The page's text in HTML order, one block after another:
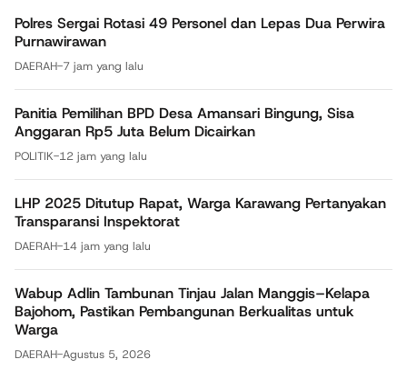
Polres Sergai Rotasi 49 Personel dan Lepas Dua Perwira
Purnawirawan
DAERAH-7 jam yang lalu
Panitia Pemilihan BPD Desa Amansari Bingung, Sisa
Anggaran Rp5 Juta Belum Dicairkan
POLITIK-12 jam yang lalu
LHP 2025 Ditutup Rapat, Warga Karawang Pertanyakan
Transparansi Inspektorat
DAERAH-14 jam yang lalu
Wabup Adlin Tambunan Tinjau Jalan Manggis–Kelapa
Bajohom, Pastikan Pembangunan Berkualitas untuk
Warga
DAERAH-Agustus 5, 2026